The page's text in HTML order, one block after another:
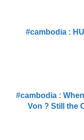
#cambodia :
#cambodia :
Von ? Still the